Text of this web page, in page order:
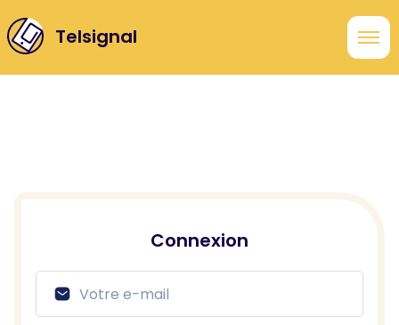
Telsignal
Connexion